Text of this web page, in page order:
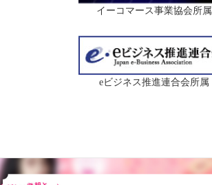
イーコマース事業協会所属
eビジネス推進連合会所属